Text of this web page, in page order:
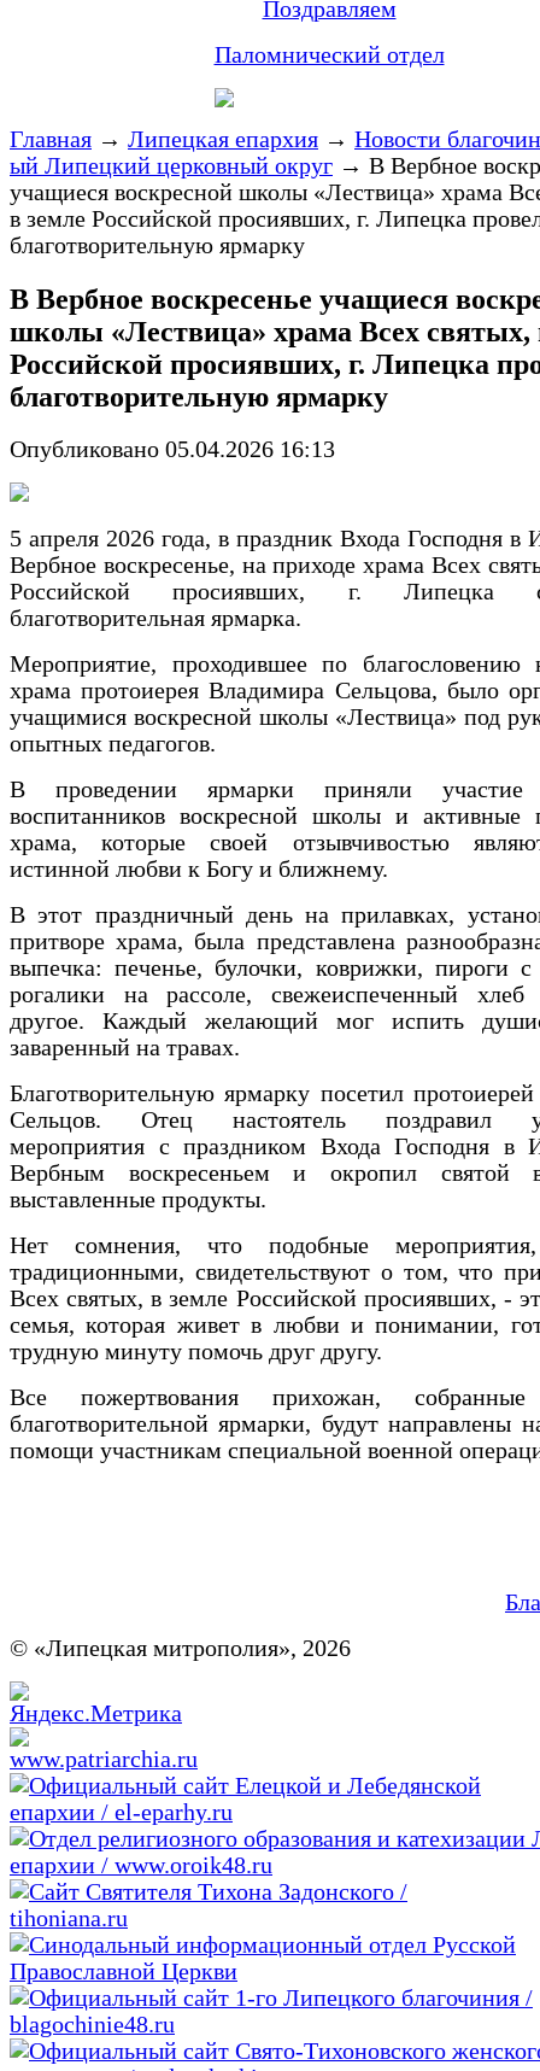
Поздравляем
Паломнический отдел
Главная → Липецкая епархия → Новости
ый Липецкий церковный округ → В Вербное
учащиеся воскресной школы «Лествица» храма
в земле Российской просиявших, г. Липецка
благотворительную ярмарку
В Вербное воскресенье учащиеся
школы «Лествица» храма Всех святых,
Российской просиявших, г. Липецка
благотворительную ярмарку
Опубликовано 05.04.2026 16:13
5 апреля 2026 года, в праздник Входа Господня в
Вербное воскресенье, на приходе храма Всех
Российской просиявших, г. Липецка
благотворительная ярмарка.
Мероприятие, проходившее по благословению
храма протоиерея Владимира Сельцова, было
учащимися воскресной школы «Лествица» под
опытных педагогов.
В проведении ярмарки приняли участие
воспитанников воскресной школы и активные
храма, которые своей отзывчивостью
истинной любви к Богу и ближнему.
В этот праздничный день на прилавках,
притворе храма, была представлена
выпечка: печенье, булочки, коврижки, пироги с
рогалики на рассоле, свежеиспеченный
другое. Каждый желающий мог испить
заваренный на травах.
Благотворительную ярмарку посетил
Сельцов. Отец настоятель поздравил
мероприятия с праздником Входа Господня в
Вербным воскресеньем и окропил святой
выставленные продукты.
Нет сомнения, что подобные
традиционными, свидетельствуют о том, что
Всех святых, в земле Российской просиявших, -
семья, которая живет в любви и понимании,
трудную минуту помочь друг другу.
Все пожертвования прихожан,
благотворительной ярмарки, будут направлены
помощи участникам специальной военной
© «Липецкая митрополия», 2026